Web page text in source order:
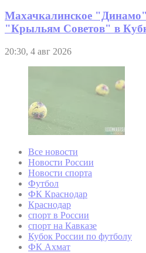
Махачкалинское
"Крыльям Советов" в
20:30, 4 авг 2026
Все новости
Новости России
Новости спорта
Футбол
ФК Краснодар
Краснодар
спорт в России
спорт на Кавказе
Кубок России по футболу
ФК Ахмат